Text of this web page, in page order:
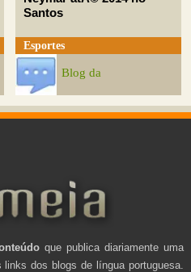
Santos
Esportes
Blog da
que publica diariamente uma
dos blogs de língua portuguesa.